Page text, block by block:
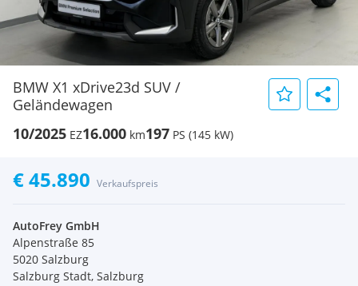
BMW X1 xDrive23d SUV /
Geländewagen
10/2025 EZ16.000 km197 PS (145 kW)
€ 45.890 Verkaufspreis
AutoFrey GmbH
Alpenstraße 85
5020 Salzburg
Salzburg Stadt, Salzburg